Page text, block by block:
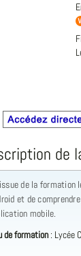
de
de la formation
et de
mobile.
de formation : Lycée